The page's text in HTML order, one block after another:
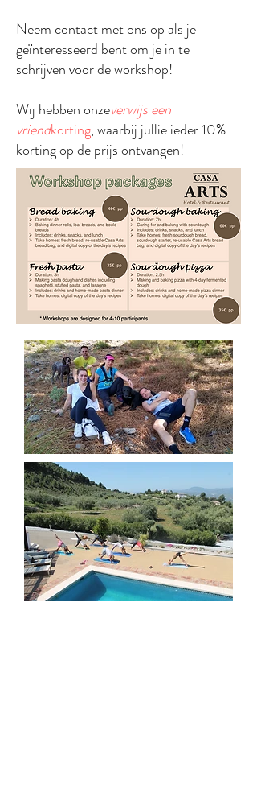
Neem contact met ons op als je
geïnteresseerd bent om je in te
schrijven voor de workshop!
Wij hebben onzeverwijs een
vriendkorting, waarbij jullie ieder 10%
korting op de prijs ontvangen!